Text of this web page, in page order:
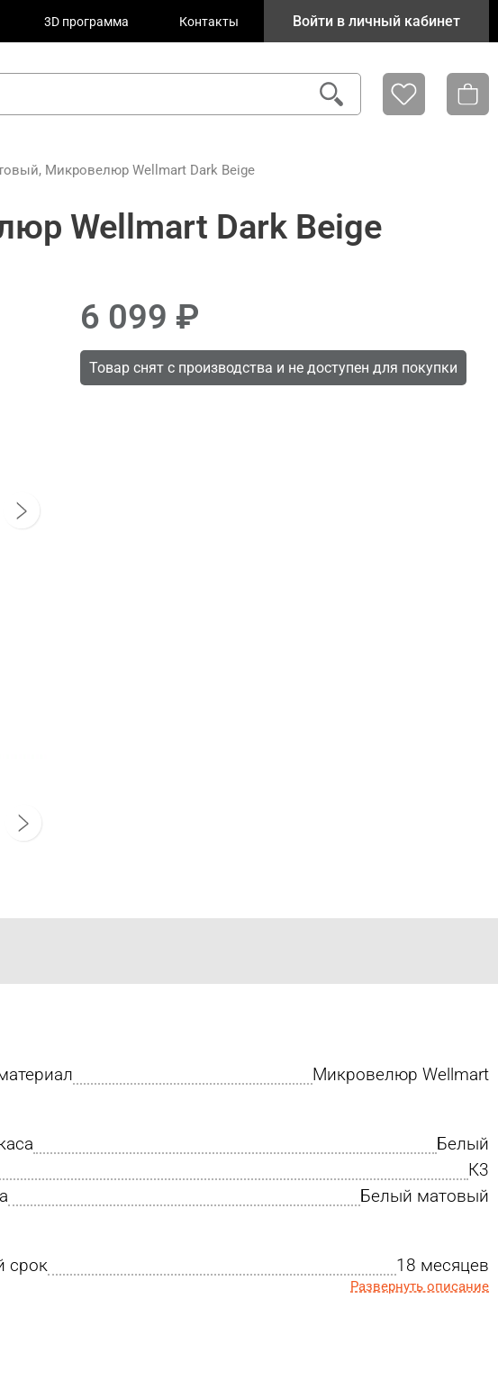
3D программа Контакты Войти в личный кабинет
Микровелюр Wellmart Dark Beige
Wellmart Dark Beige
6 099
Товар снят с производства и не доступен для покупки
Микровелюр Wellmart
Белый
К3
Белый матовый
срок
18 месяцев
Развернуть описание